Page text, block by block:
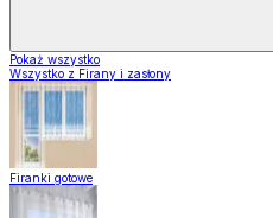
Pokaż wszystko
Wszystko z Firany i zasłony
Firanki gotowe